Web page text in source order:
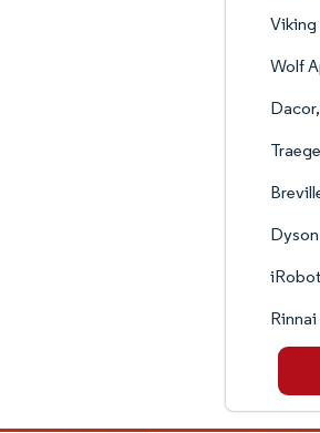
Viking
Wolf